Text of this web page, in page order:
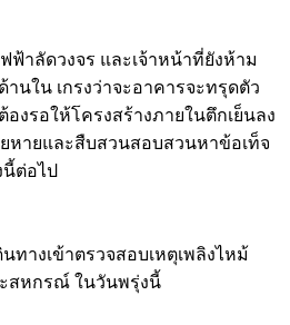
ฟ้าลัดวงจร และเจ้าหน้าที่ยังห้าม
นใน เกรงว่าจะอาคารจะทรุดตัว
องรอให้โครงสร้างภายในตึกเย็นลง
ยหายและสืบสวนสอบสวนหาข้อเท็จ
นี้ต่อไป
ทางเข้าตรวจสอบเหตุเพลิงไหม้
สหกรณ์ ในวันพรุ่งนี้